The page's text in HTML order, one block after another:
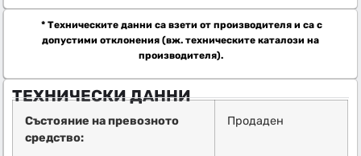
* Техническите данни са взети от производителя и са с
допустими отклонения (вж. техническите каталози на
производителя).
ТЕХНИЧЕСКИ ДАННИ
Състояние на превозното
средство:
Продаден